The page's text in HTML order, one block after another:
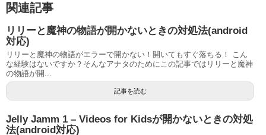
関連記事
リリーと魔神の物語が開かないときの対処法(android
対応)
リリーと魔神の物語がエラーで開かない！開いてもすぐ落ちる！ こん
な経験はないですか？そんなアナタのためにこの記事ではリリーと魔神
の物語が開...
記事を読む
Jelly Jamm 1 – Videos for Kidsが開かないときの対処
法(android対応)